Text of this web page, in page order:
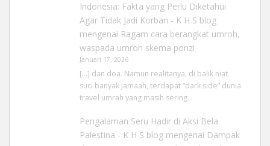
Indonesia: Fakta yang Perlu Diketahui
Agar Tidak Jadi Korban - K H S blog
mengenai Ragam cara berangkat umroh,
waspada umroh skema ponzi
Januari 17, 2026
[…] dan doa. Namun realitanya, di balik niat
suci banyak jamaah, terdapat “dark side” dunia
travel umrah yang masih sering…
Pengalaman Seru Hadir di Aksi Bela
Palestina - K H S blogmengenai Dampak